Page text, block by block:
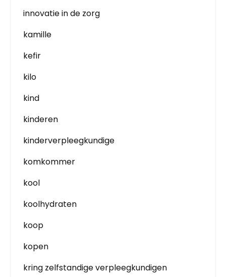
innovatie in de zorg
kamille
kefir
kilo
kind
kinderen
kinderverpleegkundige
komkommer
kool
koolhydraten
koop
kopen
kring zelfstandige verpleegkundigen